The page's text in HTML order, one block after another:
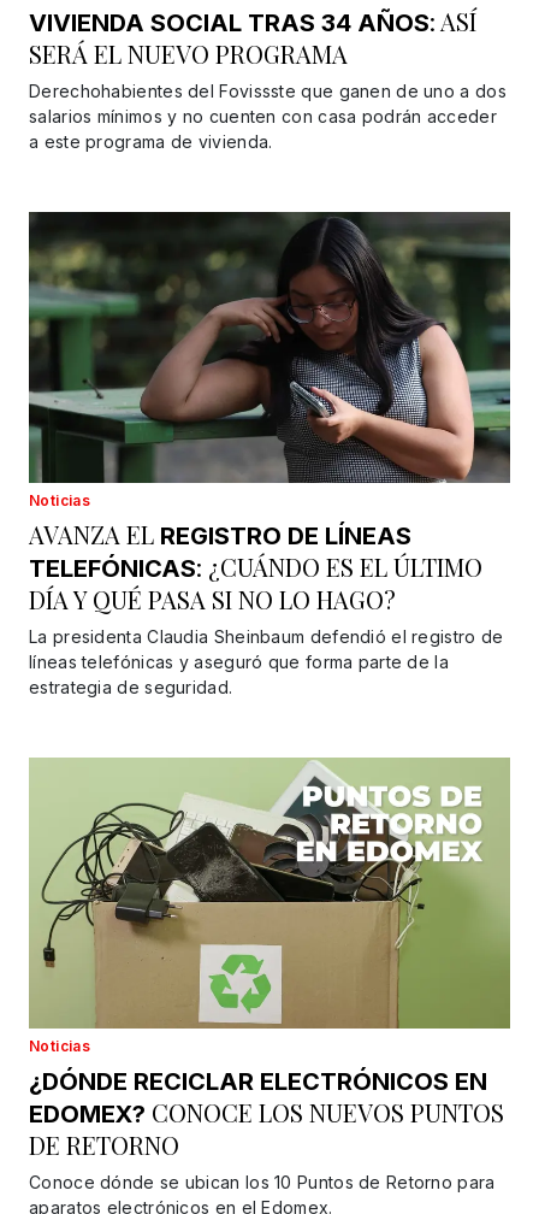
VIVIENDA SOCIAL TRAS 34 AÑOS: ASÍ
SERÁ EL NUEVO PROGRAMA
Derechohabientes del Fovissste que ganen de uno a dos
salarios mínimos y no cuenten con casa podrán acceder
a este programa de vivienda.
Noticias
AVANZA EL REGISTRO DE LÍNEAS
TELEFÓNICAS: ¿CUÁNDO ES EL ÚLTIMO
DÍA Y QUÉ PASA SI NO LO HAGO?
La presidenta Claudia Sheinbaum defendió el registro de
líneas telefónicas y aseguró que forma parte de la
estrategia de seguridad.
Noticias
¿DÓNDE RECICLAR ELECTRÓNICOS EN
EDOMEX? CONOCE LOS NUEVOS PUNTOS
DE RETORNO
Conoce dónde se ubican los 10 Puntos de Retorno para
aparatos electrónicos en el Edomex.